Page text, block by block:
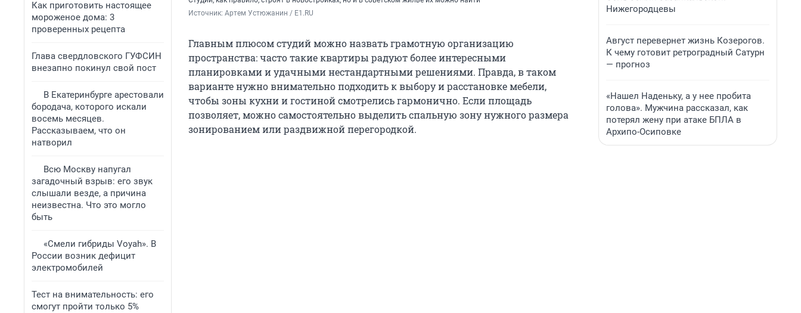
Как приготовить настоящее
мороженое дома: 3
проверенных рецепта
Глава свердловского ГУФСИН
внезапно покинул свой пост
В Екатеринбурге арестовали
бородача, которого искали
восемь месяцев.
Рассказываем, что он
натворил
Всю Москву напугал
загадочный взрыв: его звук
слышали везде, а причина
неизвестна. Что это могло
быть
«Смели гибриды Voyah». В
России возник дефицит
электромобилей
Тест на внимательность: его
смогут пройти только 5%
Источник: Артем Устюжанин / E1.RU
Главным плюсом студий можно назвать грамотную организацию
пространства: часто такие квартиры радуют более интересными
планировками и удачными нестандартными решениями. Правда, в таком
варианте нужно внимательно подходить к выбору и расстановке мебели,
чтобы зоны кухни и гостиной смотрелись гармонично. Если площадь
позволяет, можно самостоятельно выделить спальную зону нужного размера
зонированием или раздвижной перегородкой.
Нижегородцевы
Август перевернет жизнь Козерогов.
К чему готовит ретроградный Сатурн
— прогноз
«Нашел Наденьку, а у нее пробита
голова». Мужчина рассказал, как
потерял жену при атаке БПЛА в
Архипо-Осиповке